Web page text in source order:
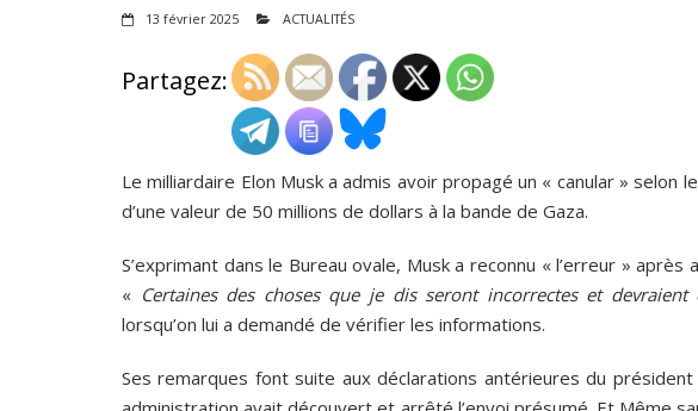
13 février 2025 ACTUALITÉS
Partagez:
Le milliardaire Elon Musk a admis avoir propagé un « canular »
d’une valeur de 50 millions de dollars à la bande de Gaza.
S’exprimant dans le Bureau ovale, Musk a reconnu « l’erreur »
« Certaines des choses que je dis seront incorrectes et devraient
lorsqu’on lui a demandé de vérifier les informations.
Ses remarques font suite aux déclarations antérieures du